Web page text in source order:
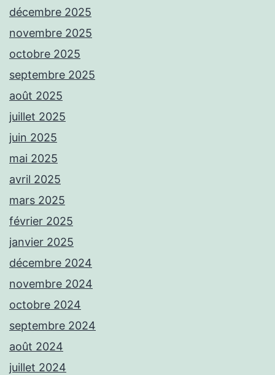
décembre 2025
novembre 2025
octobre 2025
septembre 2025
août 2025
juillet 2025
juin 2025
mai 2025
avril 2025
mars 2025
février 2025
janvier 2025
décembre 2024
novembre 2024
octobre 2024
septembre 2024
août 2024
juillet 2024